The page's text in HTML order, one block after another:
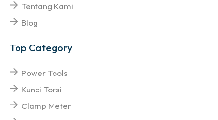
Tentang Kami
Blog
Top Category
Power Tools
Kunci Torsi
Clamp Meter